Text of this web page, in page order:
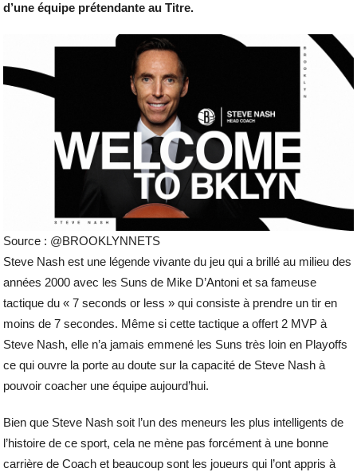
d’une équipe prétendante au Titre.
Source : @BROOKLYNNETS
Steve Nash est une légende vivante du jeu qui a brillé au milieu des
années 2000 avec les Suns de Mike D’Antoni et sa fameuse
tactique du « 7 seconds or less » qui consiste à prendre un tir en
moins de 7 secondes. Même si cette tactique a offert 2 MVP à
Steve Nash, elle n’a jamais emmené les Suns très loin en Playoffs
ce qui ouvre la porte au doute sur la capacité de Steve Nash à
pouvoir coacher une équipe aujourd’hui.
Bien que Steve Nash soit l’un des meneurs les plus intelligents de
l’histoire de ce sport, cela ne mène pas forcément à une bonne
carrière de Coach et beaucoup sont les joueurs qui l’ont appris à